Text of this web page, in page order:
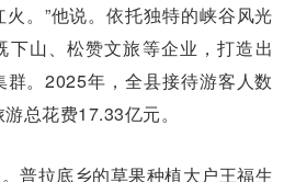
。”他说。依托独特的峡谷风光
下山、松赞文旅等企业，打造出
。2025年，全县接待游客人数
总花费17.33亿元。
普拉底乡的草果种植大户王福生